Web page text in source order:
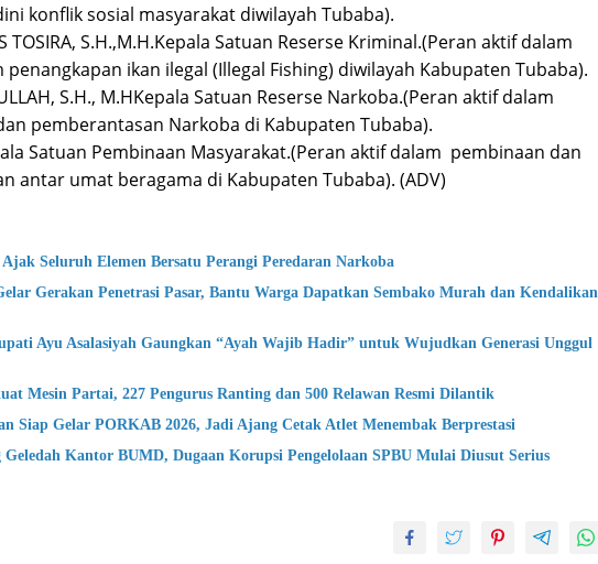
konflik sosial masyarakat diwilayah Tubaba).
TOSIRA, S.H.,M.H.Kepala Satuan Reserse Kriminal.(Peran aktif dalam
ikan ilegal (Illegal Fishing) diwilayah Kabupaten Tubaba).
S.H., M.HKepala Satuan Reserse Narkoba.(Peran aktif dalam
pemberantasan Narkoba di Kabupaten Tubaba).
Satuan Pembinaan Masyarakat.(Peran aktif dalam pembinaan dan
antar umat beragama di Kabupaten Tubaba). (ADV)
Seluruh Elemen Bersatu Perangi Peredaran Narkoba
Gerakan Penetrasi Pasar, Bantu Warga Dapatkan Sembako Murah dan Kendalikan
Ayu Asalasiyah Gaungkan “Ayah Wajib Hadir” untuk Wujudkan Generasi Unggul
Mesin Partai, 227 Pengurus Ranting dan 500 Relawan Resmi Dilantik
Siap Gelar PORKAB 2026, Jadi Ajang Cetak Atlet Menembak Berprestasi
Kantor BUMD, Dugaan Korupsi Pengelolaan SPBU Mulai Diusut Serius